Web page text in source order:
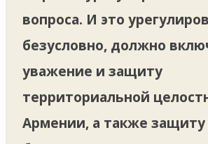
вопроса. И это
безусловно, должно
уважение и защиту
территориальной
Армении, а также защиту